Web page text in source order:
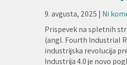
9. avgusta, 2025 | Ni
Prispevek na spletnih
(angl. Fourth Industrial
industrijska revolucija
Industrija 4.0 je novo